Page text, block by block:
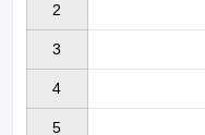
2
3
4
5